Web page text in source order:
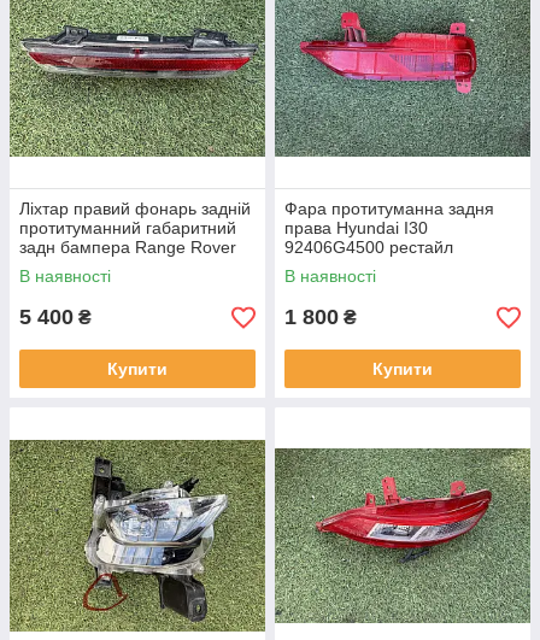
Ліхтар правий фонарь задній
протитуманний габаритний
задн бампера Range Rover
L460 від2021-рр, LR152295
оригінал повністю робо
В наявності
5 400 ₴
Купити
Фара протитуманна задня
права Hyundai I30
92406G4500 рестайл
від2020-рр оригінал бв
відсутнє одне кріплення
В наявності
1 800 ₴
Купити